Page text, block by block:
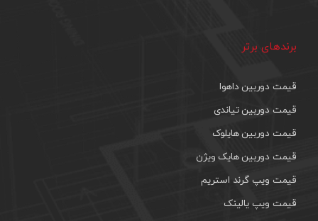
برندهای برتر
قیمت دوربین داهوا
قیمت دوربین تیاندی
قیمت دوربین هایلوک
قیمت دوربین هایک ویژن
قیمت ویپ گرند استریم
قیمت ویپ یالینک